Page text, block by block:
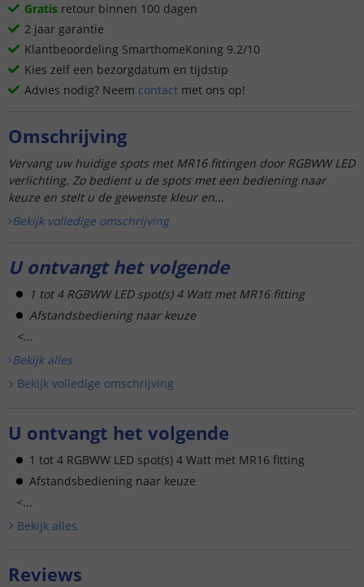
Gratis retour binnen 100 dagen
2 jaar garantie
Klantbeoordeling SmarthomeKoning 9.2/10
Kies zelf een bezorgdatum en tijdstip
Advies nodig? Neem contact met ons op!
Omschrijving
Vervang uw huidige spots met MR16 fittingen door RGBWW LED
verlichting. Zo bedient u de spots met een bediening naar
keuze en stelt u de gewenste kleur en...
Bekijk volledige omschrijving
U ontvangt het volgende
1 tot 4 RGBWW LED spot(s) 4 Watt met MR16 fitting
Afstandsbediening naar keuze
<...
Bekijk alles
Bekijk volledige omschrijving
U ontvangt het volgende
1 tot 4 RGBWW LED spot(s) 4 Watt met MR16 fitting
Afstandsbediening naar keuze
<...
Bekijk alles
Reviews